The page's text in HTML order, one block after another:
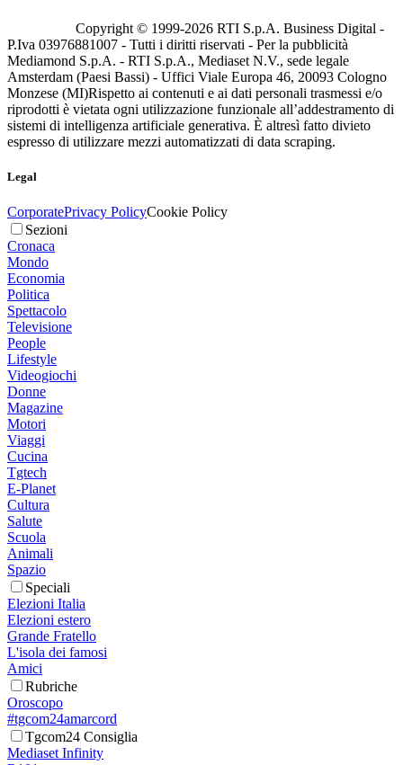
Copyright © 1999-2026 RTI S.p.A. Business Digital -
P.Iva 03976881007 - Tutti i diritti riservati - Per la pubblicità
Mediamond S.p.A. - RTI S.p.A., Mediaset N.V., sede legale
Amsterdam (Paesi Bassi) - Uffici Viale Europa 46, 20093 Cologno
Monzese (MI)Rispetto ai contenuti e ai dati personali trasmessi e/o
riprodotti è vietata ogni utilizzazione funzionale all’addestramento di
sistemi di intelligenza artificiale generativa. È altresì fatto divieto
espresso di utilizzare mezzi automatizzati di data scraping.
Legal
CorporatePrivacy PolicyCookie Policy
Sezioni
Cronaca
Mondo
Economia
Politica
Spettacolo
Televisione
People
Lifestyle
Videogiochi
Donne
Magazine
Motori
Viaggi
Cucina
Tgtech
E-Planet
Cultura
Salute
Scuola
Animali
Spazio
Speciali
Elezioni Italia
Elezioni estero
Grande Fratello
L'isola dei famosi
Amici
Rubriche
Oroscopo
#tgcom24amarcord
Tgcom24 Consiglia
Mediaset Infinity